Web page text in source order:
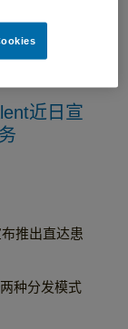
选
近日宣
推出直达患
种分发模式